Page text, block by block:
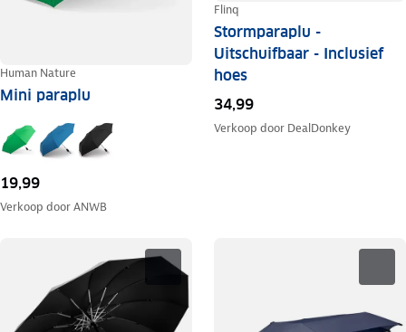
Human Nature
Mini paraplu
19,99
Verkoop doorANWB
Flinq
Stormparaplu -
Uitschuifbaar - Inclusief
hoes
34,99
Verkoop door DealDonkey